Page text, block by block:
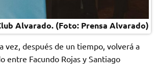
Alvarado. (Foto: Prensa Alvarado)
vez, después de un tiempo, volverá a
entre Facundo Rojas y Santiago